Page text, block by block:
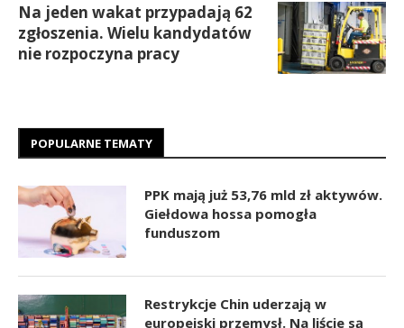
Na jeden wakat przypadają 62
zgłoszenia. Wielu kandydatów
nie rozpoczyna pracy
POPULARNE TEMATY
PPK mają już 53,76 mld zł aktywów.
Giełdowa hossa pomogła
funduszom
Restrykcje Chin uderzają w
europejski przemysł. Na liście są